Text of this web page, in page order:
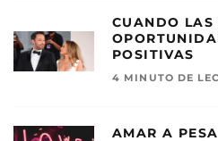
CUANDO LAS
POSITIVAS
4 MINUTO DE
AMAR A